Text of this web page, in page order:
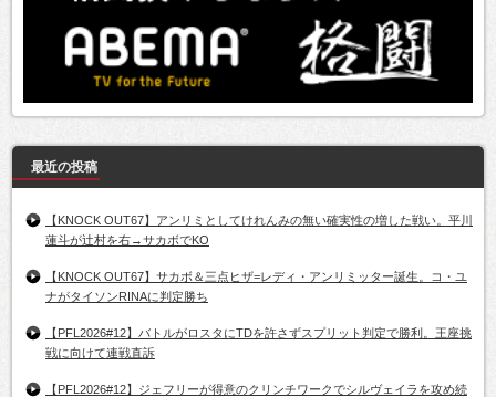
最近の投稿
【KNOCK OUT67】アンリミとしてけれんみの無い確実性の増した戦い。平川
蓮斗が辻村を右→サカボでKO
【KNOCK OUT67】サカボ＆三点ヒザ=レディ・アンリミッター誕生。コ・ユ
ナがタイソンRINAに判定勝ち
【PFL2026#12】バトルがロスタにTDを許さずスプリット判定で勝利。王座挑
戦に向けて連戦直訴
【PFL2026#12】ジェフリーが得意のクリンチワークでシルヴェイラを攻め続